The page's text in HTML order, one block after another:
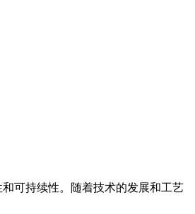
可持续性。随着技术的发展和工艺